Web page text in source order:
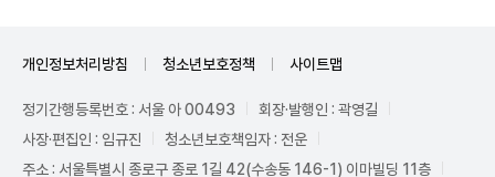
개인정보처리방침 청소년보호정책 사이트맵
정기간행등록번호 : 서울 아 00493
회장·발행인 : 곽영길
사장·편집인 : 임규진
청소년보호책임자 : 전운
주소 : 서울특별시 종로구 종로 1길 42(수송동 146-1) 이마빌딩 11층